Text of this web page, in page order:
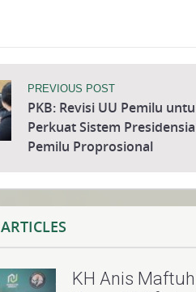
PREVIOUS POST
PKB: Revisi UU Pemilu
Perkuat Sistem
Pemilu Proprosional
ARTICLES
KH Anis